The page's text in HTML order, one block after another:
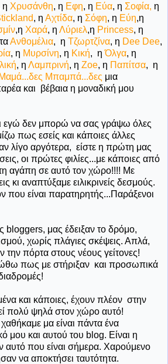
η Χρυσάνθη, η Εφη, η Εύα, η Σοφία, η
, η Αχτίδα, η Σόφη, η Εύη,η
,η Χαρά, η Λύριελ,η Princess, η
Ανθομέλια, η Τζωρτζίνα, η Dee Dee,
, η Μυρσίνη, η Κική, ηΌλγα, η
, η Λαμπρινή, η Zoe, η Παπίτσα, η
Μαμά...δες Μπαμπά...δες μια
και βέβαια η μοναδική μου
εγώ δεν μπορώ να σας γράψω όλες
πως εσείς και κάποιες άλλες
λίγο αργότερα, είστε η πρώτη μας
οι πρώτες φιλίες...με κάποιες από
αγάπη σε αυτό τον χώρο!!!! Με
κι αναπτύξαμε ειλικρινείς δεσμούς.
που είναι παρατηρητής...Παράξενοι
bloggers, μας έδειξαν το δρόμο,
χωρίς πλάγιες σκέψεις. Απλά,
την πόρτα στους νέους γείτονες!
πως με στήριξαν και προσωπικά
και κάποιες, έχουν πλέον στην
πολύ ψηλά στον χώρο αυτό!
μα είναι πάντα ένα
μου και αυτού του blog. Είναι η
αυτό που είναι σήμερα. Χαρούμενο
να αποκτήσει ταυτότητα.